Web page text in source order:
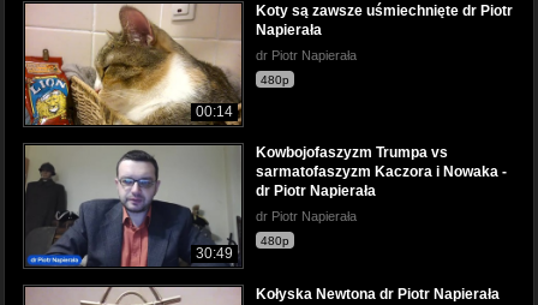
00:14
Koty są zawsze uśmiechnięte dr Piotr
Napierała
dr Piotr Napierała
480p
30:49
Kowbojofaszyzm Trumpa vs
sarmatofaszyzm Kaczora i Nowaka -
dr Piotr Napierała
dr Piotr Napierała
480p
Kołyska Newtona dr Piotr Napierała